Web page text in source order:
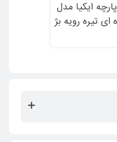
ایکیا مدل